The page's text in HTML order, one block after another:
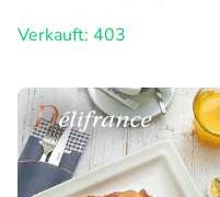
Verkauft: 403